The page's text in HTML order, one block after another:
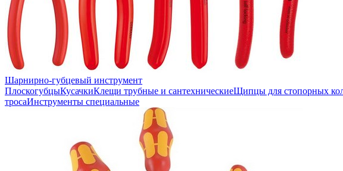
Шарнирно-губцевый инструмент
ПлоскогубцыКусачкиКлещи трубные и сантехническиеЩипцы для стопорных
тросаИнструменты специальные